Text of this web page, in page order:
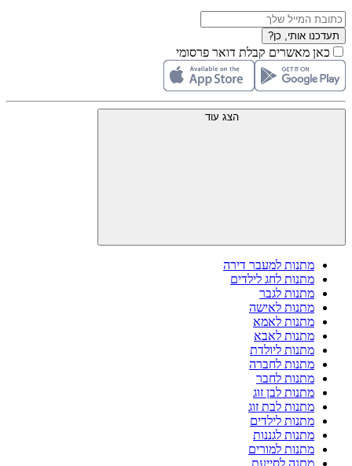
תעדכנו אותי, כן?
כאן מאשרים קבלת דואר פרסומי
הצג עוד
מתנות למעבר דירה
מתנות לחג לילדים
מתנות לגבר
מתנות לאישה
מתנות לאמא
מתנות לאבא
מתנות ליולדת
מתנות לחברה
מתנות לחבר
מתנות לבן זוג
מתנות לבת זוג
מתנות לילדים
מתנות לגננות
מתנות למורים
מתנה לסייעת